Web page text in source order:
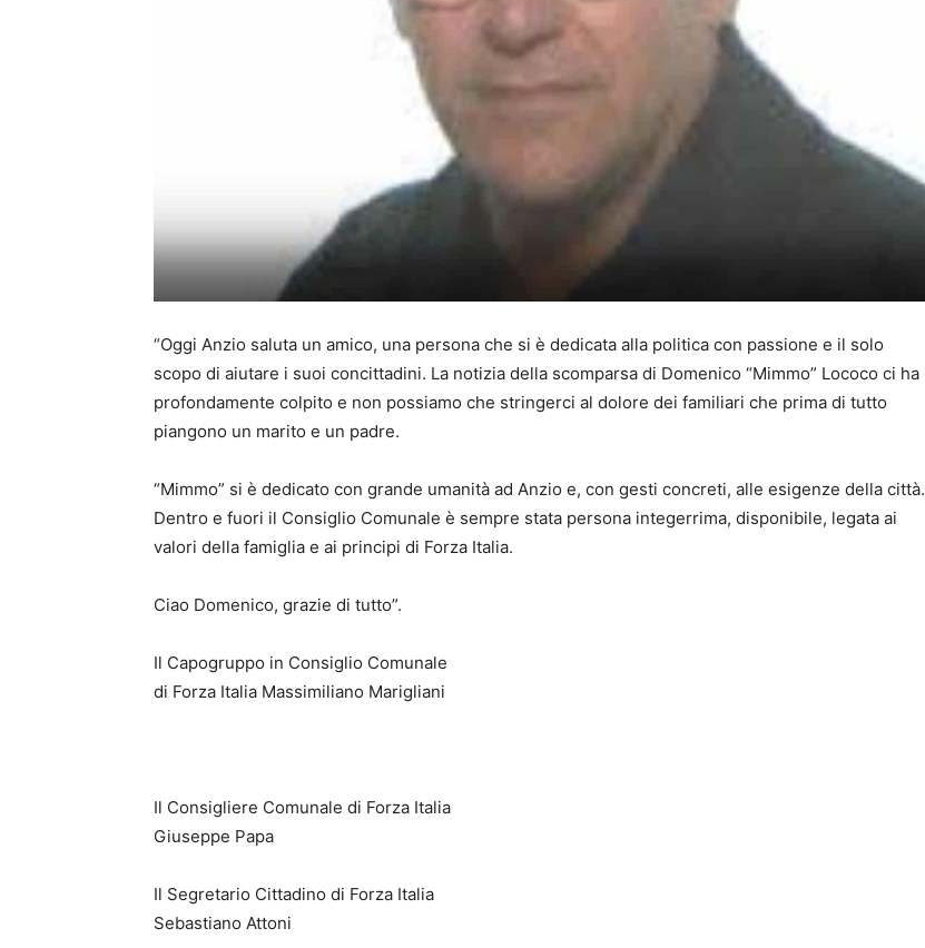
“Oggi Anzio saluta un amico, una persona che si è dedicata alla politica con passione e il solo
scopo di aiutare i suoi concittadini. La notizia della scomparsa di Domenico “Mimmo” Lococo ci ha
profondamente colpito e non possiamo che stringerci al dolore dei familiari che prima di tutto
piangono un marito e un padre.
“Mimmo” si è dedicato con grande umanità ad Anzio e, con gesti concreti, alle esigenze della città.
Dentro e fuori il Consiglio Comunale è sempre stata persona integerrima, disponibile, legata ai
valori della famiglia e ai principi di Forza Italia.
Ciao Domenico, grazie di tutto”.
Il Capogruppo in Consiglio Comunale
di Forza Italia Massimiliano Marigliani
Il Consigliere Comunale di Forza Italia
Giuseppe Papa
Il Segretario Cittadino di Forza Italia
Sebastiano Attoni